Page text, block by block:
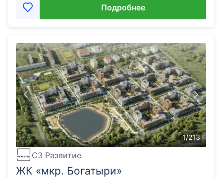
Подробнее
1/213
СЗ Развитие
ЖК «мкр. Богатыри»